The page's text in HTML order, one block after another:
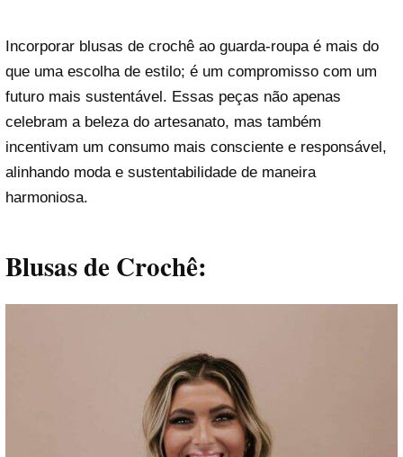
Incorporar blusas de crochê ao guarda-roupa é mais do
que uma escolha de estilo; é um compromisso com um
futuro mais sustentável. Essas peças não apenas
celebram a beleza do artesanato, mas também
incentivam um consumo mais consciente e responsável,
alinhando moda e sustentabilidade de maneira
harmoniosa.
Blusas de Crochê: